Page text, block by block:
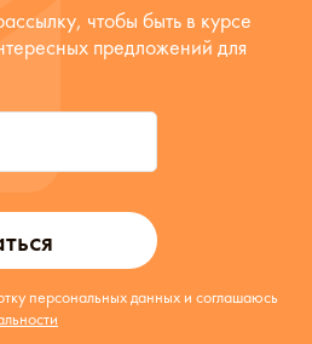
чтобы быть в курсе
предложений для
персональных данных и соглашаюсь